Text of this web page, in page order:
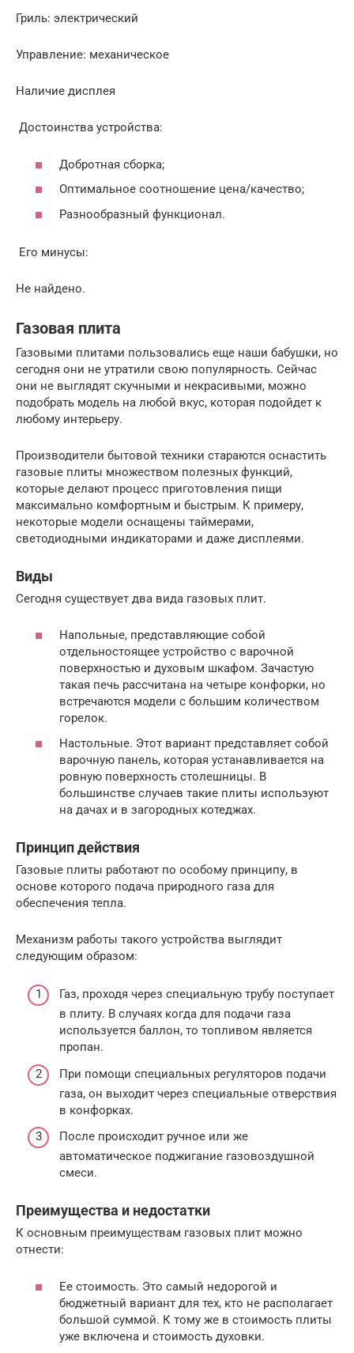
Гриль: электрический
Управление: механическое
Наличие дисплея
Достоинства устройства:
Добротная сборка;
Оптимальное соотношение цена/качество;
Разнообразный функционал.
Его минусы:
Не найдено.
Газовая плита
Газовыми плитами пользовались еще наши бабушки, но
сегодня они не утратили свою популярность. Сейчас
они не выглядят скучными и некрасивыми, можно
подобрать модель на любой вкус, которая подойдет к
любому интерьеру.
Производители бытовой техники стараются оснастить
газовые плиты множеством полезных функций,
которые делают процесс приготовления пищи
максимально комфортным и быстрым. К примеру,
некоторые модели оснащены таймерами,
светодиодными индикаторами и даже дисплеями.
Виды
Сегодня существует два вида газовых плит.
Напольные, представляющие собой
отдельностоящее устройство с варочной
поверхностью и духовым шкафом. Зачастую
такая печь рассчитана на четыре конфорки, но
встречаются модели с большим количеством
горелок.
Настольные. Этот вариант представляет собой
варочную панель, которая устанавливается на
ровную поверхность столешницы. В
большинстве случаев такие плиты используют
на дачах и в загородных котеджах.
Принцип действия
Газовые плиты работают по особому принципу, в
основе которого подача природного газа для
обеспечения тепла.
Механизм работы такого устройства выглядит
следующим образом:
Газ, проходя через специальную трубу поступает
в плиту. В случаях когда для подачи газа
используется баллон, то топливом является
пропан.
При помощи специальных регуляторов подачи
газа, он выходит через специальные отверствия
в конфорках.
После происходит ручное или же
автоматическое поджигание газовоздушной
смеси.
Преимущества и недостатки
К основным преимуществам газовых плит можно
отнести:
Ее стоимость. Это самый недорогой и
бюджетный вариант для тех, кто не располагает
большой суммой. К тому же в стоимость плиты
уже включена и стоимость духовки.